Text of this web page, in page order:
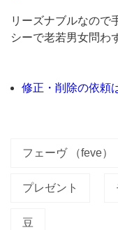
ス
イ
ツ
う
店
『モ
リーズナブルなので
シーで老若男女問わ
修正・削除の依頼
フェーヴ （feve）
プレゼント
豆